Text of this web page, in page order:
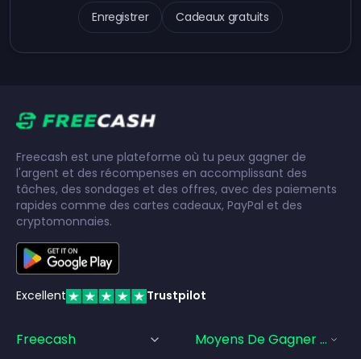
Enregistrer Cadeaux gratuits
Freecash est une plateforme où tu peux gagner de
l'argent et des récompenses en accomplissant des
tâches, des sondages et des offres, avec des paiements
rapides comme des cartes cadeaux, PayPal et des
cryptomonnaies.
Excellent Trustpilot
Freecash Moyens De Gagner De